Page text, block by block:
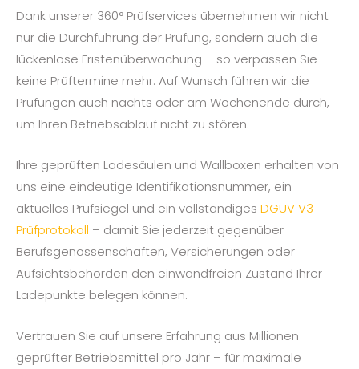
Dank unserer 360° Prüfservices übernehmen wir nicht
nur die Durchführung der Prüfung, sondern auch die
lückenlose Fristenüberwachung – so verpassen Sie
keine Prüftermine mehr. Auf Wunsch führen wir die
Prüfungen auch nachts oder am Wochenende durch,
um Ihren Betriebsablauf nicht zu stören.
Ihre geprüften Ladesäulen und Wallboxen erhalten von
uns eine eindeutige Identifikationsnummer, ein
aktuelles Prüfsiegel und ein vollständiges DGUV V3
Prüfprotokoll – damit Sie jederzeit gegenüber
Berufsgenossenschaften, Versicherungen oder
Aufsichtsbehörden den einwandfreien Zustand Ihrer
Ladepunkte belegen können.
Vertrauen Sie auf unsere Erfahrung aus Millionen
geprüfter Betriebsmittel pro Jahr – für maximale